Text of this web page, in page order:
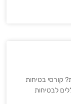
קורסי בטיחות
לבטיחות